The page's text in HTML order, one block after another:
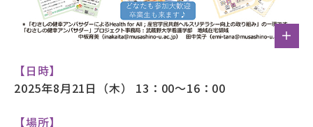
【日時】
2025年8月21日（木） 13：00～16：00
【場所】